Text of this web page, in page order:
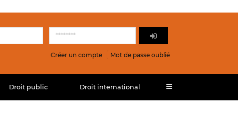
Créer un compte Mot de passe oublié
Droit public Droit international